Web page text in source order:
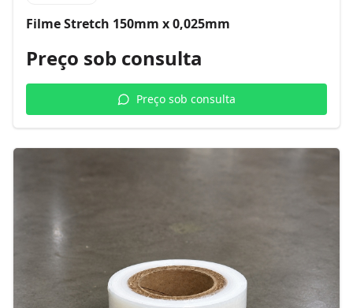
Filme Stretch 150mm x 0,025mm
Preço sob consulta
Preço sob consulta